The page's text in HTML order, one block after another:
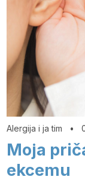
Alergija i ja tim •
Moja
ekcemu